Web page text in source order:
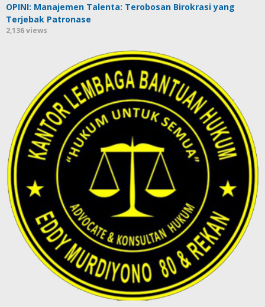
OPINI: Manajemen Talenta: Terobosan Birokrasi yang
Terjebak Patronase
2,136 views